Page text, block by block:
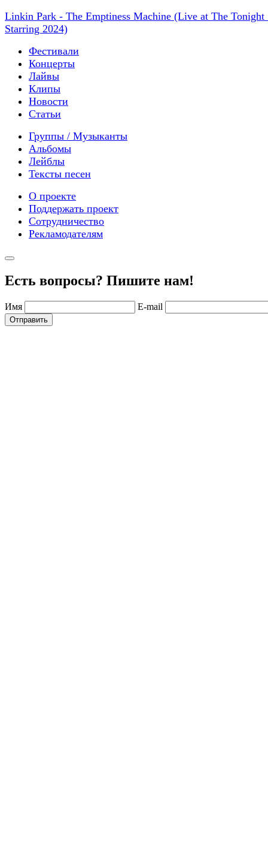
Linkin Park - The Emptiness Machine (Live at The Tonight
Starring 2024)
Фестивали
Концерты
Лайвы
Клипы
Новости
Статьи
Группы / Музыканты
Альбомы
Лейблы
Тексты песен
О проекте
Поддержать проект
Сотрудничество
Рекламодателям
Есть вопросы? Пишите нам!
Имя E-mail